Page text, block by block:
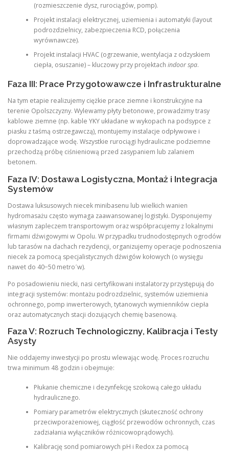
(rozmieszczenie dysz, rurociągów, pomp).
Projekt instalacji elektrycznej, uziemienia i automatyki (layout
podrozdzielnicy, zabezpieczenia RCD, połączenia
wyrównawcze).
Projekt instalacji HVAC (ogrzewanie, wentylacja z odzyskiem
ciepła, osuszanie) – kluczowy przy projektach indoor spa.
Faza III: Prace Przygotowawcze i Infrastrukturalne
Na tym etapie realizujemy ciężkie prace ziemne i konstrukcyjne na
terenie Opolszczyzny. Wylewamy płyty betonowe, prowadzimy trasy
kablowe ziemne (np. kable YKY układane w wykopach na podsypce z
piasku z taśmą ostrzegawczą), montujemy instalacje odpływowe i
doprowadzające wodę. Wszystkie rurociągi hydrauliczne podziemne
przechodzą próbę ciśnieniową przed zasypaniem lub zalaniem
betonem.
Faza IV: Dostawa Logistyczna, Montaż i Integracja
Systemów
Dostawa luksusowych niecek minibasenu lub wielkich wanien
hydromasażu często wymaga zaawansowanej logistyki. Dysponujemy
własnym zapleczem transportowym oraz współpracujemy z lokalnymi
firmami dźwigowymi w Opolu. W przypadku trudnodostępnych ogrodów
lub tarasów na dachach rezydencji, organizujemy operacje podnoszenia
niecek za pomocą specjalistycznych dźwigów kołowych (o wysięgu
nawet do 40−50 metroˊw).
Po posadowieniu niecki, nasi certyfikowani instalatorzy przystępują do
integracji systemów: montażu podrozdzielnic, systemów uziemienia
ochronnego, pomp inwerterowych, tytanowych wymienników ciepła
oraz automatycznych stacji dozujących chemię basenową.
Faza V: Rozruch Technologiczny, Kalibracja i Testy
Asysty
Nie oddajemy inwestycji po prostu wlewając wodę. Proces rozruchu
trwa minimum 48 godzin i obejmuje:
Płukanie chemiczne i dezynfekcję szokową całego układu
hydraulicznego.
Pomiary parametrów elektrycznych (skuteczność ochrony
przeciwporażeniowej, ciągłość przewodów ochronnych, czas
zadziałania wyłączników różnicowoprądowych).
Kalibrację sond pomiarowych pH i Redox za pomocą